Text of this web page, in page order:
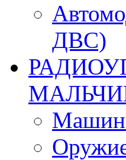
ДВС)